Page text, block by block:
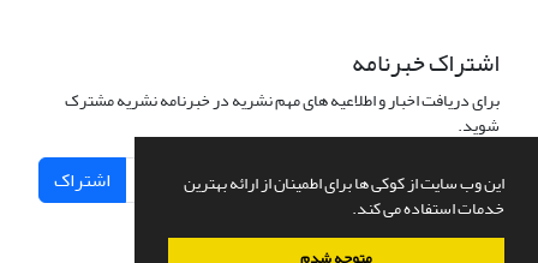
این وب سایت از کوکی ها برای اطمینان از ارائه بهترین
خدمات استفاده می کند.
اشتراک خبرنامه
برای دریافت اخبار و اطلاعیه های مهم نشریه در خبرنامه نشریه مشترک
شوید.
اشتراک